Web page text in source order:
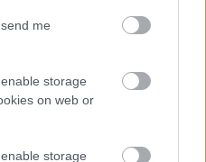
me
storage
on web or
storage
a holnap
– két, Richard
bélyegsort mutatunk
Birodalom idején